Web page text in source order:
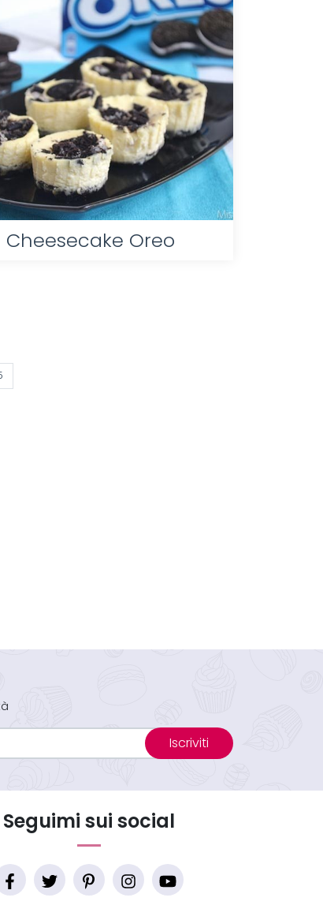
Cheesecake Oreo
Iscriviti
Seguimi sui social